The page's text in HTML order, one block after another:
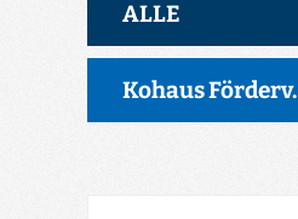
ALLE
Kohaus Förderv.